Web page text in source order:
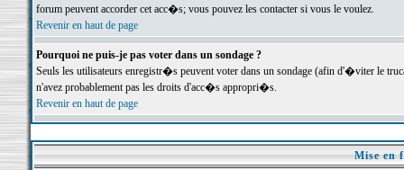
forum peuvent accorder cet acc�s; vous pouvez les contacter si vous le voulez.
Revenir en haut de page
Pourquoi ne puis-je pas voter dans un sondage ?
Seuls les utilisateurs enregistr�s peuvent voter dans un sondage (afin d'�viter le
n'avez probablement pas les droits d'acc�s appropri�s.
Revenir en haut de page
Mise en